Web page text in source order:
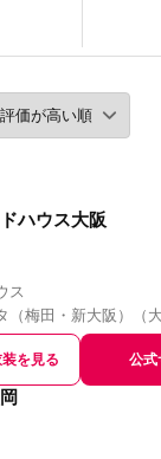
ハウス大阪
ス
（梅田・新大阪）
（
装を見る 公式